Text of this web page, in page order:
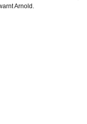
Arnold.